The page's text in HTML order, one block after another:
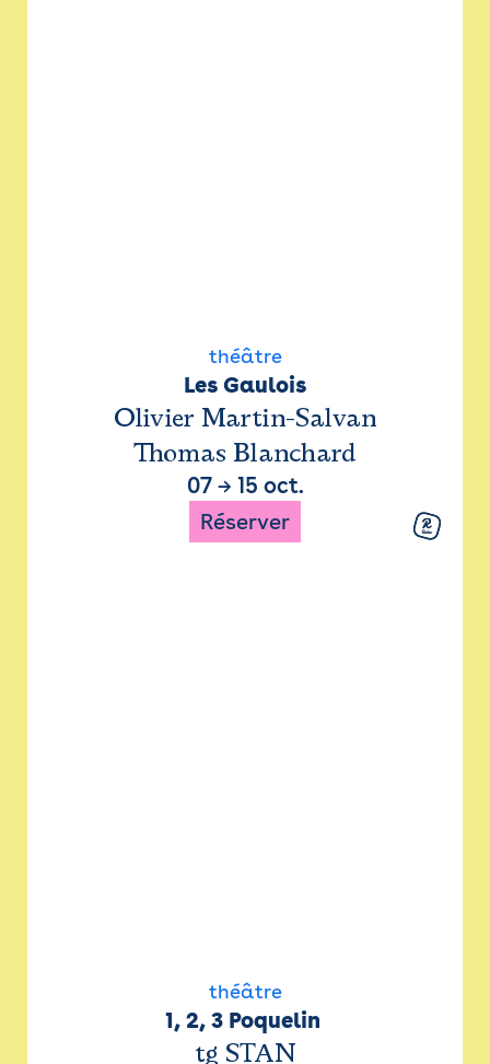
théâtre
Les Gaulois
Olivier Martin-Salvan
Thomas Blanchard
07→ 15 oct.
Réserver
théâtre
1, 2, 3 Poquelin
tg STAN